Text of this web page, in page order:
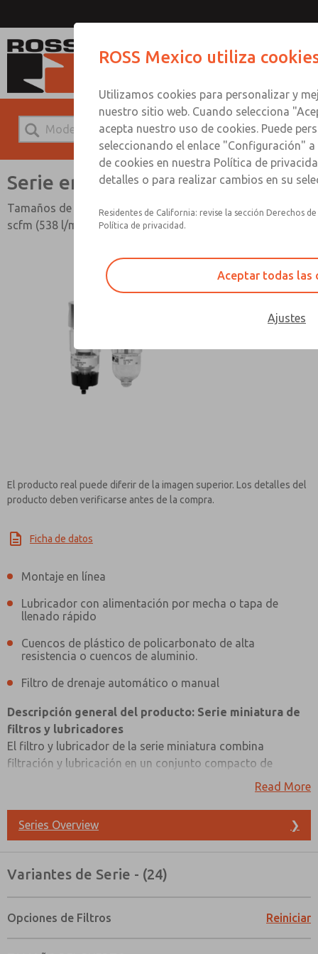
Serie en miniatura
Tamaños de puerto de 1/8" y 1/4"; Caudal de hasta 19
scfm (538 l/min)
El producto real puede diferir de la imagen superior. Los detalles del
producto deben verificarse antes de la compra.
Ficha de datos
Montaje en línea
Lubricador con alimentación por mecha o tapa de
llenado rápido
Cuencos de plástico de policarbonato de alta
resistencia o cuencos de aluminio.
Filtro de drenaje automático o manual
Descripción general del producto: Serie miniatura de
filtros y lubricadores
El filtro y lubricador de la serie miniatura combina
filtración y lubricación en un conjunto compacto de
montaje en línea. Ofrece la opción de un lubricador con
versátil. Puede elegir entre recipientes de plástico de
policarbonato de alta resistencia o de aluminio, según sus
Para el mantenimiento del filtro, puede elegir entre un
drenaje automático o manual, lo que le brinda flexibilidad
para controlar la calidad del aire y la lubricación. El filtro y
lubricador de la serie miniatura ofrece una solución
calidad del aire y la lubricación.
Read More
Series Overview ❯
Variantes de Serie - (24)
Opciones de Filtros Reiniciar
Contact ROSS
¿Método de Contacto Preferido?
Correo Electrónico
Teléfono
ROSS Mexico utiliza
Utilizamos cookies para personalizar y
nuestro sitio web. Cuando selecciona
acepta nuestro uso de cookies. Puede
seleccionando el enlace "Configuración"
de cookies en nuestra Política de
detalles o para realizar cambios en su
Residentes de California: revise la sección Derechos
Política de privacidad.
Aceptar todas las
Ajustes